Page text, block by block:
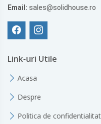
Email: sales@solidhouse.ro
Link-uri Utile
Acasa
Despre
Politica de